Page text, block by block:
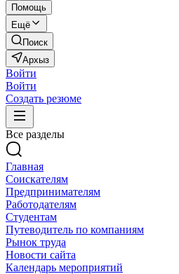
Помощь
Ещё
Поиск
Архыз
Войти
Войти
Создать резюме
Все разделы
Главная
Соискателям
Предпринимателям
Работодателям
Студентам
Путеводитель по компаниям
Рынок труда
Новости сайта
Календарь мероприятий